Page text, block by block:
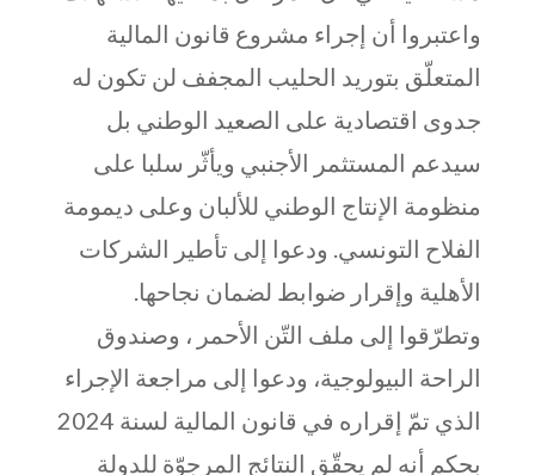
واعتبروا أن إجراء مشروع قانون المالية
المتعلّق بتوريد الحليب المجفف لن تكون له
جدوى اقتصادية على الصعيد الوطني بل
سيدعم المستثمر الأجنبي ويأثّر سلبا على
منظومة الإنتاج الوطني للألبان وعلى ديمومة
الفلاح التونسي. ودعوا إلى تأطير الشركات
الأهلية وإقرار ضوابط لضمان نجاحها.
وتطرّقوا إلى ملف التّن الأحمر ، وصندوق
الراحة البيولوجية، ودعوا إلى مراجعة الإجراء
الذي تمّ إقراره في قانون المالية لسنة 2024
بحكم أنه لم يحقّق النتائج المرجوّة للدولة